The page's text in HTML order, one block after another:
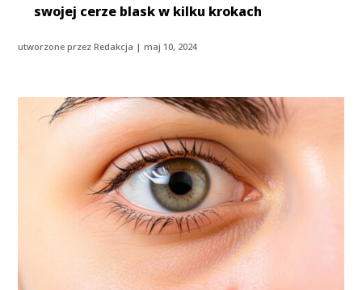
swojej cerze blask w kilku krokach
utworzone przezRedakcja |maj 10, 2024